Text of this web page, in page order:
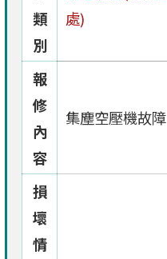
類
別
處)
報
修
內
容
集塵空壓機故障
損
壞
情